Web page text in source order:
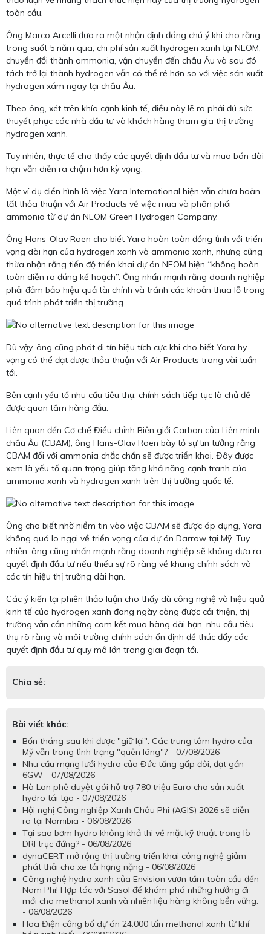
toàn cầu.
Ông Marco Arcelli đưa ra một nhận định đáng chú ý khi cho rằng
trong suốt 5 năm qua, chi phí sản xuất hydrogen xanh tại NEOM,
chuyển đổi thành ammonia, vận chuyển đến châu Âu và sau đó
tách trở lại thành hydrogen vẫn có thể rẻ hơn so với việc sản xuất
hydrogen xám ngay tại châu Âu.
Theo ông, xét trên khía cạnh kinh tế, điều này lẽ ra phải đủ sức
thuyết phục các nhà đầu tư và khách hàng tham gia thị trường
hydrogen xanh.
Tuy nhiên, thực tế cho thấy các quyết định đầu tư và mua bán dài
hạn vẫn diễn ra chậm hơn kỳ vọng.
Một ví dụ điển hình là việc Yara International hiện vẫn chưa hoàn
tất thỏa thuận với Air Products về việc mua và phân phối
ammonia từ dự án NEOM Green Hydrogen Company.
Ông Hans-Olav Raen cho biết Yara hoàn toàn đồng tình với triển
vọng dài hạn của hydrogen xanh và ammonia xanh, nhưng cũng
thừa nhận rằng tiến độ triển khai dự án NEOM hiện “không hoàn
toàn diễn ra đúng kế hoạch”. Ông nhấn mạnh rằng doanh nghiệp
phải đảm bảo hiệu quả tài chính và tránh các khoản thua lỗ trong
quá trình phát triển thị trường.
Dù vậy, ông cũng phát đi tín hiệu tích cực khi cho biết Yara hy
vọng có thể đạt được thỏa thuận với Air Products trong vài tuần
tới.
Bên cạnh yếu tố nhu cầu tiêu thụ, chính sách tiếp tục là chủ đề
được quan tâm hàng đầu.
Liên quan đến Cơ chế Điều chỉnh Biên giới Carbon của Liên minh
châu Âu (CBAM), ông Hans-Olav Raen bày tỏ sự tin tưởng rằng
CBAM đối với ammonia chắc chắn sẽ được triển khai. Đây được
xem là yếu tố quan trọng giúp tăng khả năng cạnh tranh của
ammonia xanh và hydrogen xanh trên thị trường quốc tế.
Ông cho biết nhờ niềm tin vào việc CBAM sẽ được áp dụng, Yara
không quá lo ngại về triển vọng của dự án Darrow tại Mỹ. Tuy
nhiên, ông cũng nhấn mạnh rằng doanh nghiệp sẽ không đưa ra
quyết định đầu tư nếu thiếu sự rõ ràng về khung chính sách và
các tín hiệu thị trường dài hạn.
Các ý kiến tại phiên thảo luận cho thấy dù công nghệ và hiệu quả
kinh tế của hydrogen xanh đang ngày càng được cải thiện, thị
trường vẫn cần những cam kết mua hàng dài hạn, nhu cầu tiêu
thụ rõ ràng và môi trường chính sách ổn định để thúc đẩy các
quyết định đầu tư quy mô lớn trong giai đoạn tới.
Chia sẻ:
Bài viết khác:
Bốn tháng sau khi được "giữ lại": Các trung tâm hydro của
Mỹ vẫn trong tình trạng "quên lãng"? - 07/08/2026
Nhu cầu mạng lưới hydro của Đức tăng gấp đôi, đạt gần
6GW - 07/08/2026
Hà Lan phê duyệt gói hỗ trợ 780 triệu Euro cho sản xuất
hydro tái tạo - 07/08/2026
Hội nghị Công nghiệp Xanh Châu Phi (AGIS) 2026 sẽ diễn
ra tại Namibia - 06/08/2026
Tại sao bơm hydro không khả thi về mặt kỹ thuật trong lò
DRI trục đứng? - 06/08/2026
dynaCERT mở rộng thị trường triển khai công nghệ giảm
phát thải cho xe tải hạng nặng - 06/08/2026
Công nghệ hydro xanh của Envision vươn tầm toàn cầu đến
Nam Phi! Hợp tác với Sasol để khám phá những hướng đi
mới cho methanol xanh và nhiên liệu hàng không bền vững.
- 06/08/2026
Hoa Điện công bố dự án 24.000 tấn methanol xanh từ khí